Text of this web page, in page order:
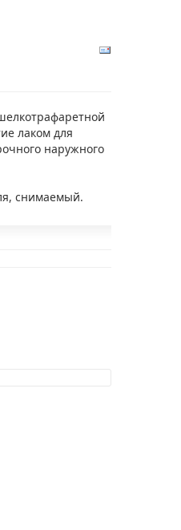
лаком для
наружного
снимаемый.